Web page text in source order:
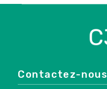
Contactez-nous